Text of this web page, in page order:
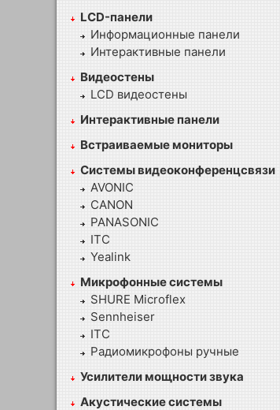
LCD-панели
Информационные панели
Интерактивные панели
Видеостены
LCD видеостены
Интерактивные панели
Встраиваемые мониторы
Системы видеоконференцсвязи
AVONIC
CANON
PANASONIC
ITC
Yealink
Микрофонные системы
SHURE Microflex
Sennheiser
ITC
Радиомикрофоны ручные
Усилители мощности звука
Акустические системы